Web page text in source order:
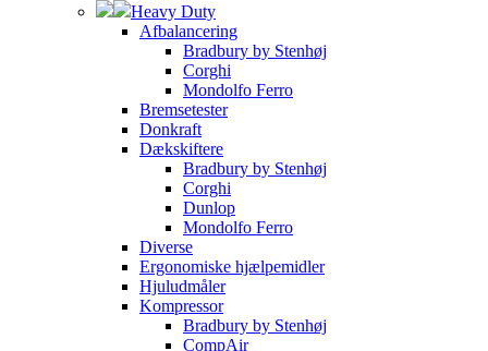
Heavy Duty
Afbalancering
Bradbury by Stenhøj
Corghi
Mondolfo Ferro
Bremsetester
Donkraft
Dækskiftere
Bradbury by Stenhøj
Corghi
Dunlop
Mondolfo Ferro
Diverse
Ergonomiske hjælpemidler
Hjuludmåler
Kompressor
Bradbury by Stenhøj
CompAir